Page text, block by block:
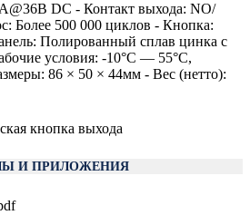
DC - Контакт выхода: NO/
Более 500 000 циклов - Кнопка:
Полированный сплав цинка с
условия: -10°С — 55°С,
86 × 50 × 44мм - Вес (нетто):
кнопка выхода
И ПРИЛОЖЕНИЯ